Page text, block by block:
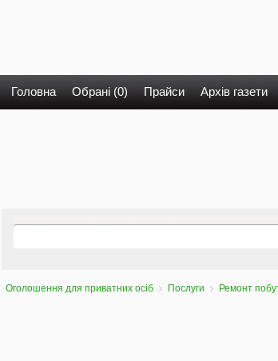
Головна Обрані (0) Прайси Архів газети
Оголошення для приватних осіб Послуги Ремонт